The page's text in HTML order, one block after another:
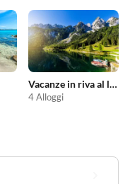
Vacanze in riva al lago
4 Alloggi